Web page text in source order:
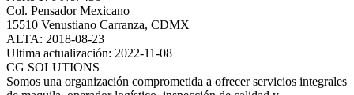
Col. Pensador Mexicano
15510 Venustiano Carranza, CDMX
ALTA: 2018-08-23
Ultima actualización: 2022-11-08
CG SOLUTIONS
Somos una organización comprometida a ofrecer servicios integrales